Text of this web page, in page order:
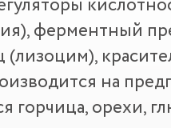
ферментный
на
горчица, орехи,